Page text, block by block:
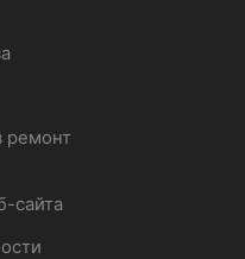
ремонт
сайта